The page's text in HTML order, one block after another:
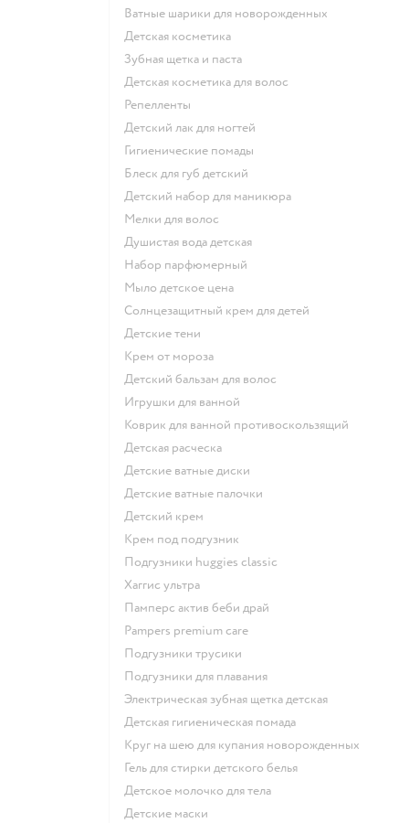
ватные шарики для новорожденных
детская косметика
зубная щетка и паста
детская косметика для волос
репелленты
детский лак для ногтей
гигиенические помады
блеск для губ детский
детский набор для маникюра
мелки для волос
душистая вода детская
набор парфюмерный
мыло детское цена
солнцезащитный крем для детей
детские тени
крем от мороза
детский бальзам для волос
игрушки для ванной
коврик для ванной противоскользящий
детская расческа
детские ватные диски
детские ватные палочки
детский крем
крем под подгузник
подгузники huggies classic
хаггис ультра
памперс актив беби драй
pampers premium care
подгузники трусики
подгузники для плавания
электрическая зубная щетка детская
детская гигиеническая помада
круг на шею для купания новорожденных
гель для стирки детского белья
детское молочко для тела
детские маски